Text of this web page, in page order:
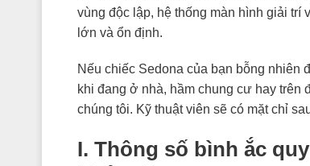
vùng độc lập, hệ thống màn hình giải
lớn và ổn định.
Nếu chiếc Sedona của bạn bỗng nhiên
khi đang ở nhà, hầm chung cư hay trên
chúng tôi. Kỹ thuật viên sẽ có mặt chỉ
I. Thông số bình ắc